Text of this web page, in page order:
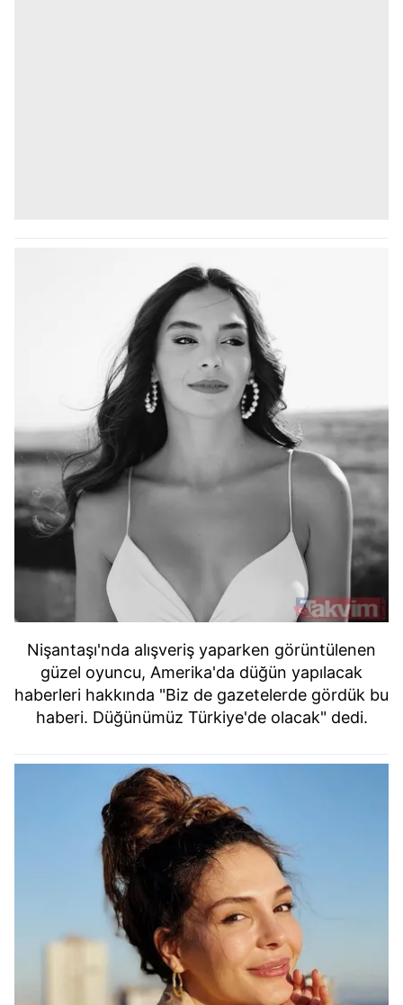
Nişantaşı'nda alışveriş yaparken görüntülenen
güzel oyuncu, Amerika'da düğün yapılacak
haberleri hakkında "Biz de gazetelerde gördük bu
haberi. Düğünümüz Türkiye'de olacak" dedi.